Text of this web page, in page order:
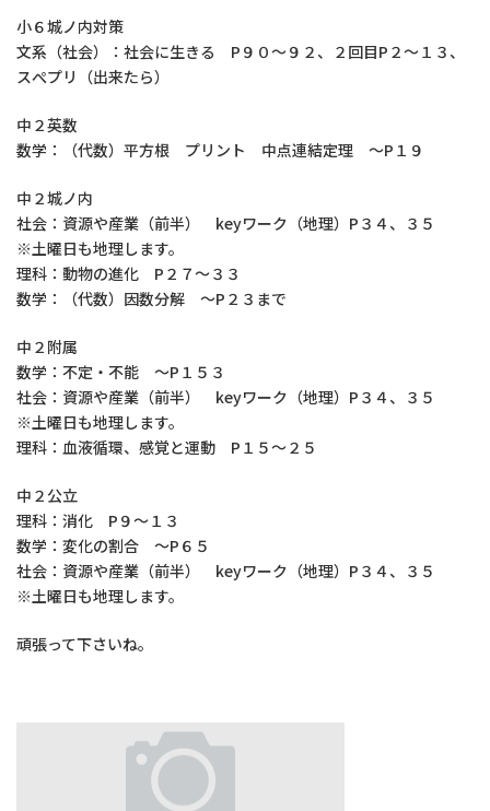
小６城ノ内対策
文系（社会）：社会に生きる P９０～９２、２回目P２～１３、
スぺプリ（出来たら）
中２英数
数学：（代数）平方根 プリント 中点連結定理 ～P１９
中２城ノ内
社会：資源や産業（前半） keyワーク（地理）P３４、３５
※土曜日も地理します。
理科：動物の進化 P２７～３３
数学：（代数）因数分解 ～P２３まで
中２附属
数学：不定・不能 ～P１５３
社会：資源や産業（前半） keyワーク（地理）P３４、３５
※土曜日も地理します。
理科：血液循環、感覚と運動 P１５～２５
中２公立
理科：消化 P９～１３
数学：変化の割合 ～P６５
社会：資源や産業（前半） keyワーク（地理）P３４、３５
※土曜日も地理します。
頑張って下さいね。